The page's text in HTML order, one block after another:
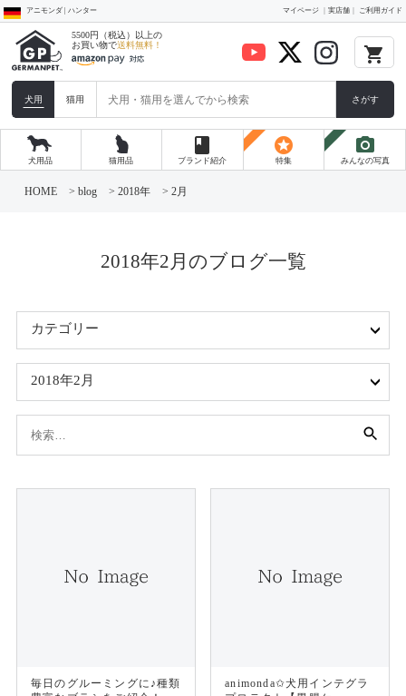
アニモンダ | ハンター マイページ 実店舗 ご利用ガイド
5500円（税込）以上の
お買い物で送料無料！ local_grocery_store
犬用 猫用 さがす
犬用品 猫用品
book
ブランド紹介
stars
特集
photo_camera
みんなの写真
HOME > blog > 2018年 > 2月
2018年2月のブログ一覧
カテゴリー
2018年2月
毎日のグルーミングに♪種類
animonda✩犬用インテグラ